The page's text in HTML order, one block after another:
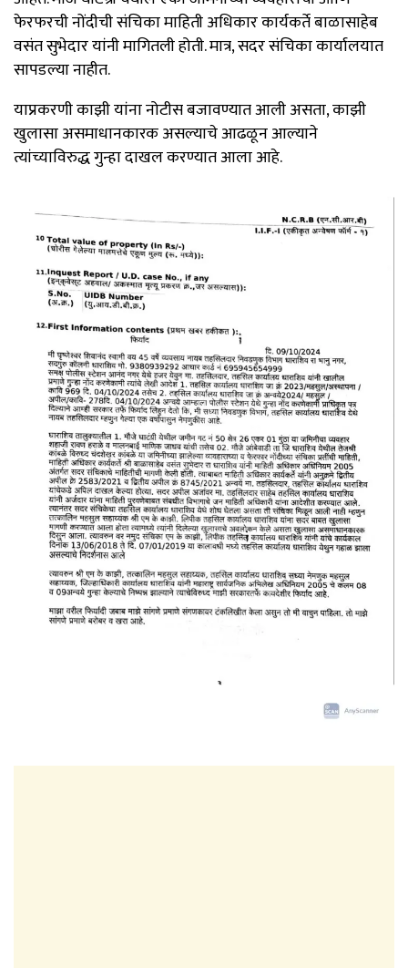
फेरफरची नोंदीची संचिका माहिती अधिकार कार्यकर्ते बाळासाहेब
वसंत सुभेदार यांनी मागितली होती. मात्र, सदर संचिका कार्यालयात
सापडल्या नाहीत.
याप्रकरणी काझी यांना नोटीस बजावण्यात आली असता, काझी
खुलासा असमाधानकारक असल्याचे आढळून आल्याने
त्यांच्याविरुद्ध गुन्हा दाखल करण्यात आला आहे.